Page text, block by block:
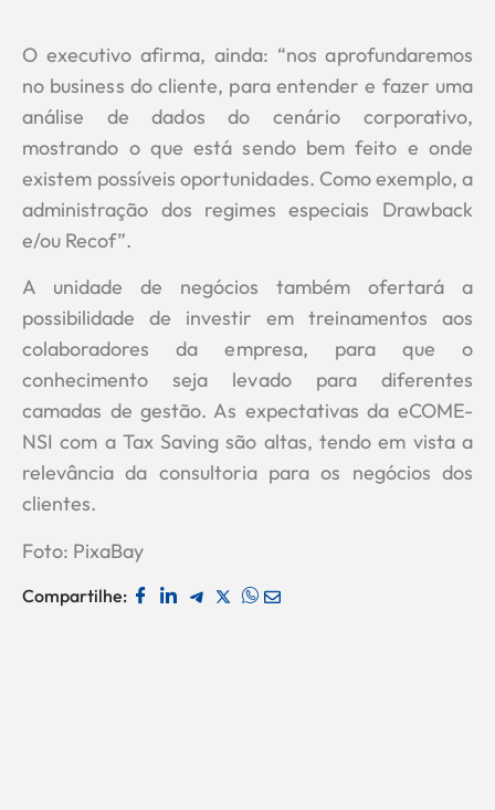
O executivo afirma, ainda: “nos aprofundaremos
no business do cliente, para entender e fazer uma
análise de dados do cenário corporativo,
mostrando o que está sendo bem feito e onde
existem possíveis oportunidades. Como exemplo, a
administração dos regimes especiais Drawback
e/ou Recof”.
A unidade de negócios também ofertará a
possibilidade de investir em treinamentos aos
colaboradores da empresa, para que o
conhecimento seja levado para diferentes
camadas de gestão. As expectativas da eCOME-
NSI com a Tax Saving são altas, tendo em vista a
relevância da consultoria para os negócios dos
clientes.
Foto: PixaBay
Compartilhe: